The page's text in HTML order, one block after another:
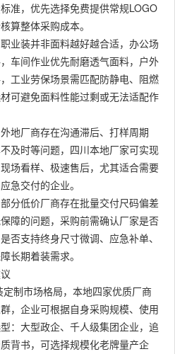
准，优先选择免费提供常规LOGO
算整体采购成本。
业装并非面料越好越合适，办公场
车间作业优先耐磨透气面料，户外
工业劳保场景需匹配防静电、阻燃
可避免面料性能过剩或无法适配作
地厂商存在沟通滞后、打样周期
及时等问题，四川本地厂家可实现
场看样、极速售后，尤其适合需要
急交付的企业。
分低价厂商存在批量交付尺码偏差
障的问题，采购前需确认厂家是否
否支持终身尺寸微调、应急补单、
长期着装需求。
制市场格局，本地四家优质厂商
，企业可根据自身采购规模、使用
：大型政企、千人级集团企业，追
背书，可选择规模化老牌量产企